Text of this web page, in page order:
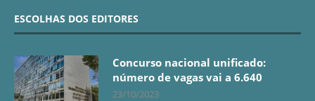
ESCOLHAS DOS EDITORES
Concurso nacional unificado:
número de vagas vai a 6.640
23/10/2023